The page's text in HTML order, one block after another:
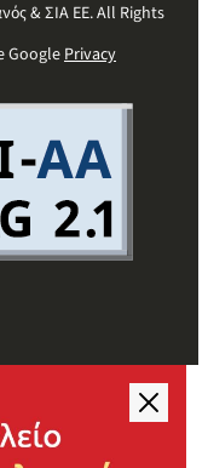
& ΣΙΑ ΕΕ. All Rights
GooglePrivacy